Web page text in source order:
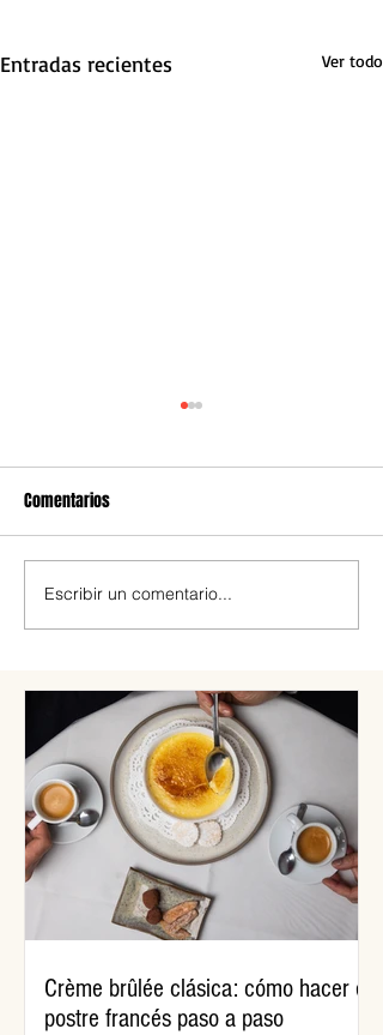
Entradas recientes Ver todo
¿Cómo se hacen las tortas
fritas?
Comentarios
Escribir un comentario...
Crème brûlée clásica: cómo hacer el
postre francés paso a paso